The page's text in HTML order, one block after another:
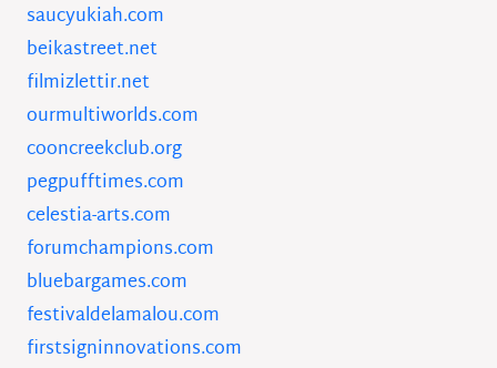
saucyukiah.com
beikastreet.net
filmizlettir.net
ourmultiworlds.com
cooncreekclub.org
pegpufftimes.com
celestia-arts.com
forumchampions.com
bluebargames.com
festivaldelamalou.com
firstsigninnovations.com